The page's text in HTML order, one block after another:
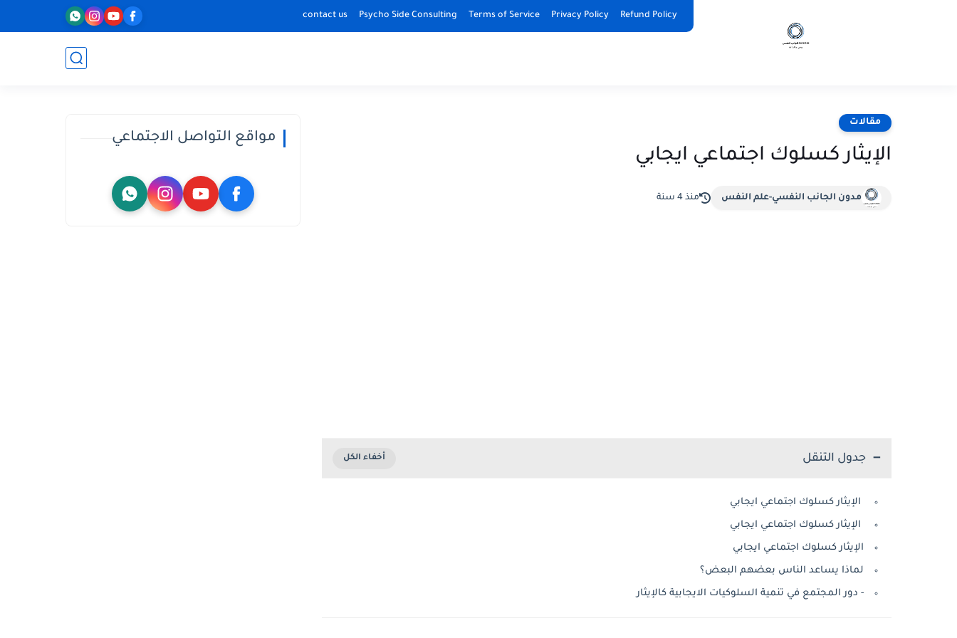
Refund Policy
Privacy Policy
Terms of Service
Psycho Side Consulting
contact us
مقالات
الإيثار كسلوك اجتماعي ايجابي
مدون الجانب النفسي-علم النفس منذ 4 سنة
جدول التنقل
الإيثار كسلوك اجتماعي ايجابي
الإيثار كسلوك اجتماعي ايجابي
الإيثار كسلوك اجتماعي ايجابي
لماذا يساعد الناس بعضهم البعض؟
- دور المجتمع في تنمية السلوكيات الايجابية كالإيثار
مواقع التواصل الاجتماعي